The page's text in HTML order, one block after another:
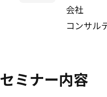
会社
コンサル
セミナー内容